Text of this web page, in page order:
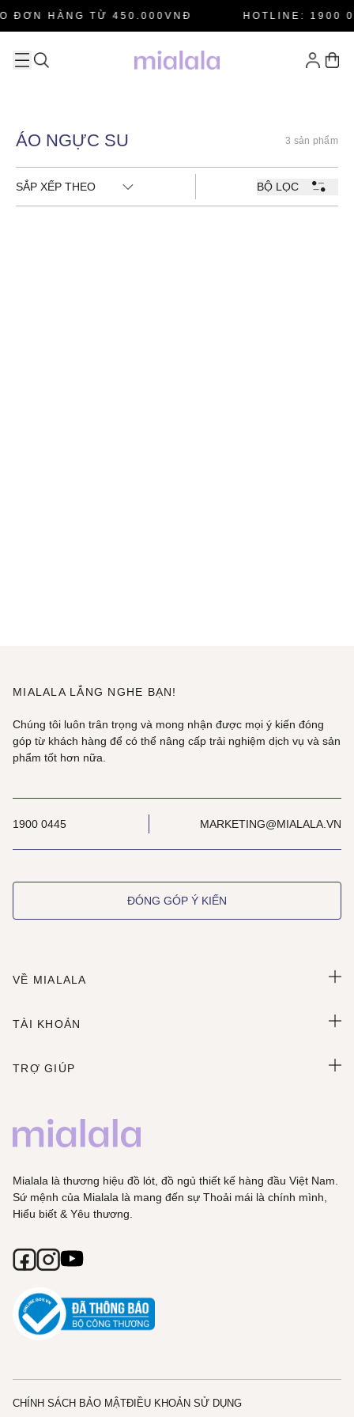
ĐƠN HÀNG TỪ 450.000VNĐ HOTLINE: 1900
ÁO NGỰC SU 3 sản phẩm
SẮP XẾP THEO BỘ LỌC
MIALALA LẮNG NGHE BẠN!
Chúng tôi luôn trân trọng và mong nhận được mọi ý kiến đóng
góp từ khách hàng để có thể nâng cấp trải nghiệm dịch vụ và sản
phẩm tốt hơn nữa.
1900 0445 MARKETING@MIALALA.VN
ĐÓNG GÓP Ý KIẾN
VỀ MIALALA
TÀI KHOẢN
TRỢ GIÚP
Mialala là thương hiệu đồ lót, đồ ngủ thiết kế hàng đầu Việt Nam.
Sứ mệnh của Mialala là mang đến sự Thoải mái là chính mình,
Hiểu biết & Yêu thương.
CHÍNH SÁCH BẢO MẬTĐIỀU KHOẢN SỬ DỤNG